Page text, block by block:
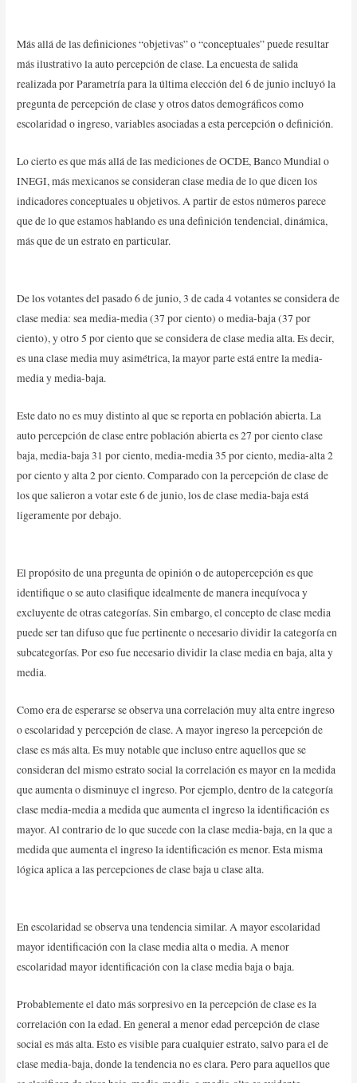
Más allá de las definiciones “objetivas” o “conceptuales” puede resultar
más ilustrativo la auto percepción de clase. La encuesta de salida
realizada por Parametría para la última elección del 6 de junio incluyó la
pregunta de percepción de clase y otros datos demográficos como
escolaridad o ingreso, variables asociadas a esta percepción o definición.
Lo cierto es que más allá de las mediciones de OCDE, Banco Mundial o
INEGI, más mexicanos se consideran clase media de lo que dicen los
indicadores conceptuales u objetivos. A partir de estos números parece
que de lo que estamos hablando es una definición tendencial, dinámica,
más que de un estrato en particular.
De los votantes del pasado 6 de junio, 3 de cada 4 votantes se considera de
clase media: sea media-media (37 por ciento) o media-baja (37 por
ciento), y otro 5 por ciento que se considera de clase media alta. Es decir,
es una clase media muy asimétrica, la mayor parte está entre la media-
media y media-baja.
Este dato no es muy distinto al que se reporta en población abierta. La
auto percepción de clase entre población abierta es 27 por ciento clase
baja, media-baja 31 por ciento, media-media 35 por ciento, media-alta 2
por ciento y alta 2 por ciento. Comparado con la percepción de clase de
los que salieron a votar este 6 de junio, los de clase media-baja está
ligeramente por debajo.
El propósito de una pregunta de opinión o de autopercepción es que
identifique o se auto clasifique idealmente de manera inequívoca y
excluyente de otras categorías. Sin embargo, el concepto de clase media
puede ser tan difuso que fue pertinente o necesario dividir la categoría en
subcategorías. Por eso fue necesario dividir la clase media en baja, alta y
media.
Como era de esperarse se observa una correlación muy alta entre ingreso
o escolaridad y percepción de clase. A mayor ingreso la percepción de
clase es más alta. Es muy notable que incluso entre aquellos que se
consideran del mismo estrato social la correlación es mayor en la medida
que aumenta o disminuye el ingreso. Por ejemplo, dentro de la categoría
clase media-media a medida que aumenta el ingreso la identificación es
mayor. Al contrario de lo que sucede con la clase media-baja, en la que a
medida que aumenta el ingreso la identificación es menor. Esta misma
lógica aplica a las percepciones de clase baja u clase alta.
En escolaridad se observa una tendencia similar. A mayor escolaridad
mayor identificación con la clase media alta o media. A menor
escolaridad mayor identificación con la clase media baja o baja.
Probablemente el dato más sorpresivo en la percepción de clase es la
correlación con la edad. En general a menor edad percepción de clase
social es más alta. Esto es visible para cualquier estrato, salvo para el de
clase media-baja, donde la tendencia no es clara. Pero para aquellos que